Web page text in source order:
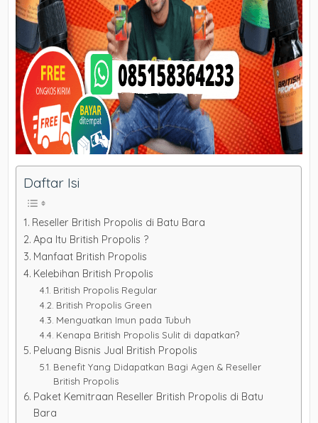
Daftar Isi
Reseller British Propolis di Batu Bara
Apa Itu British Propolis ?
Manfaat British Propolis
Kelebihan British Propolis
British Propolis Regular
British Propolis Green
Menguatkan Imun pada Tubuh
Kenapa British Propolis Sulit di dapatkan?
Peluang Bisnis Jual British Propolis
Benefit Yang Didapatkan Bagi Agen & Reseller
British Propolis
Paket Kemitraan Reseller British Propolis di Batu
Bara